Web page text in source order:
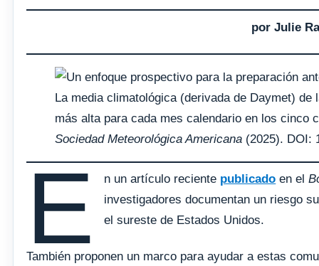
por Julie
La media climatológica (derivada de Daymet)
más alta para cada mes calendario en los
Sociedad Meteorológica Americana (2025). DOI:
E n un artículo reciente publicado en el
investigadores documentan un riesgo
el sureste de Estados Unidos.
También proponen un marco para ayudar a estas